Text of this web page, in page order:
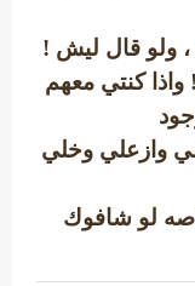
، ولو قال ليش !
كنتي معهم
وازعلي وخلي
لو شافوك